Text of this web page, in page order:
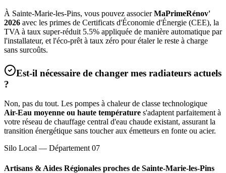
À Sainte-Marie-les-Pins, vous pouvez associerMaPrimeRénov'
2026 avec les primes de Certificats d'Économie d'Énergie (CEE), la
TVA à taux super-réduit 5.5% appliquée de manière automatique par
l'installateur, et l'éco-prêt à taux zéro pour étaler le reste à charge
sans surcoûts.
Est-il nécessaire de changer mes radiateurs actuels
?
Non, pas du tout. Les pompes à chaleur de classe technologique
Air-Eau moyenne ou haute température s'adaptent parfaitement à
votre réseau de chauffage central d'eau chaude existant, assurant la
transition énergétique sans toucher aux émetteurs en fonte ou acier.
Silo Local — Département 07
Artisans & Aides Régionales proches de Sainte-Marie-les-Pins